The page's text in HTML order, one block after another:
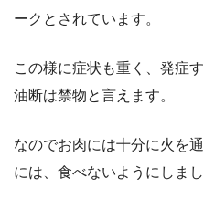
ークとされています。
この様に症状も重く、発症
油断は禁物と言えます。
なのでお肉には十分に火を
には、食べないようにしまし